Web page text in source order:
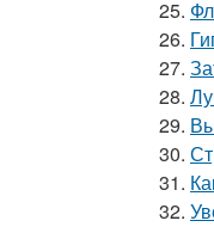
25.
26.
27.
28.
29.
30.
31.
32.